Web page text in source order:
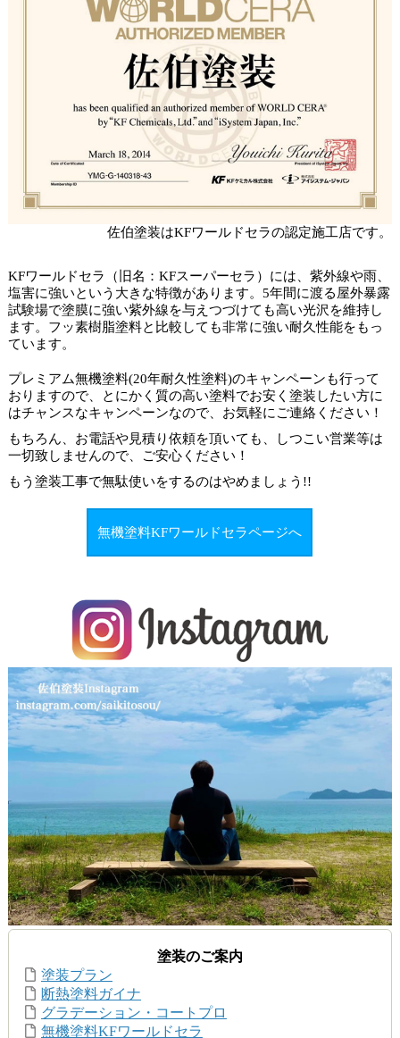
佐伯塗装はKFワールドセラの認定施工店です。
KFワールドセラ（旧名：KFスーパーセラ）には、紫外線や雨、
塩害に強いという大きな特徴があります。5年間に渡る屋外暴露
試験場で塗膜に強い紫外線を与えつづけても高い光沢を維持し
ます。フッ素樹脂塗料と比較しても非常に強い耐久性能をもっ
ています。
プレミアム無機塗料(20年耐久性塗料)のキャンペーンも行って
おりますので、とにかく質の高い塗料でお安く塗装したい方に
はチャンスなキャンペーンなので、お気軽にご連絡ください！
もちろん、お電話や見積り依頼を頂いても、しつこい営業等は
一切致しませんので、ご安心ください！
もう塗装工事で無駄使いをするのはやめましょう !!
無機塗料KFワールドセラページへ
塗装のご案内
塗装プラン
断熱塗料ガイナ
グラデーション・コートプロ
無機塗料KFワールドセラ